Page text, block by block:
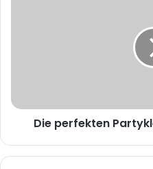
Die perfekten